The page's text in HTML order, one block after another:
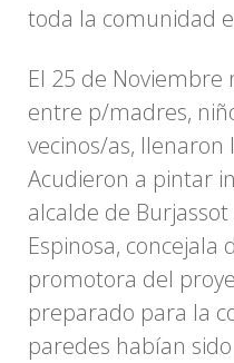
toda la comunidad
El 25 de Noviembre
entre p/madres,
vecinos/as, llenaron
Acudieron a pintar
alcalde de
Espinosa, concejala
promotora del
preparado para la
paredes habían